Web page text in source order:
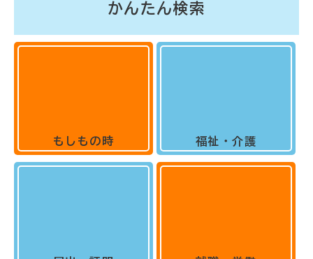
かんたん検索
もしもの時 福祉・介護